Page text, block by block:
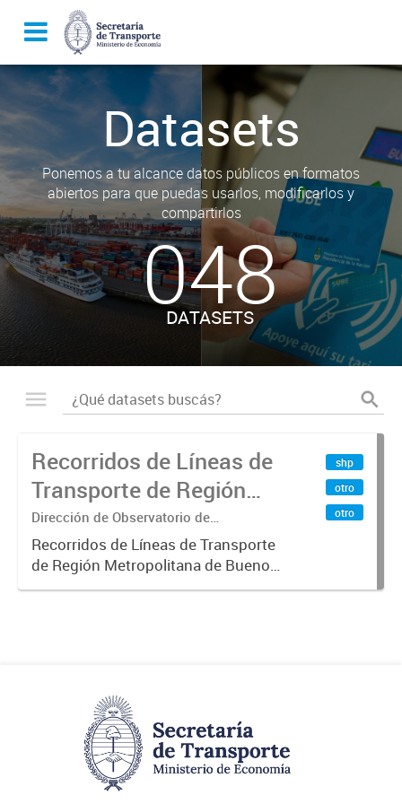
Datasets
Ponemos a tu alcance datos públicos en formatos
abiertos para que puedas usarlos, modificarlos y
compartirlos
048
DATASETS
Recorridos de Líneas de
Transporte de Región
Metropolitana de
Buenos Aires (RMBA)
Dirección de Observatorio de
Transporte, Estudio y Sistemas
Recorridos de Líneas de Transporte
de Región Metropolitana de Buenos
Aires (RMBA).-
shp
otro
otro